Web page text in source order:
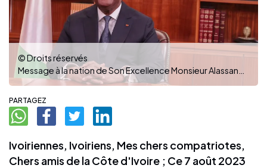
© Droits réservés
PARTAGEZ
Ivoiriennes, Ivoiriens, Mes chers compatriotes,
Chers amis de la Côte d'Ivoire ; Ce 7 août 2023